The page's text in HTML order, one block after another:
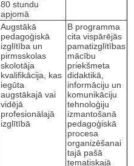
80 stundu
apjomā
Augstākā
pedagoģiskā
izglītība un
pirmsskolas
skolotāja
kvalifikācija, kas
iegūta
augstākajā vai
vidējā
profesionālajā
izglītībā
B programma
cita vispārējās
pamatizglītības
mācību
priekšmeta
didaktikā,
informāciju un
komunikāciju
tehnoloģiju
izmantošanā
pedagoģiskā
procesa
organizēšanai
tajā pašā
tematiskajā